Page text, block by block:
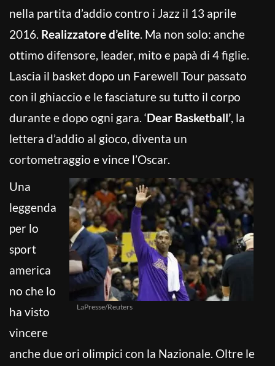
nella partita d’addio contro i Jazz il 13 aprile
2016. Realizzatore d’elite. Ma non solo: anche
ottimo difensore, leader, mito e papà di 4 figlie.
Lascia il basket dopo un Farewell Tour passato
con il ghiaccio e le fasciature su tutto il corpo
durante e dopo ogni gara. ‘Dear Basketball’, la
lettera d’addio al gioco, diventa un
cortometraggio e vince l’Oscar.
LaPresse/Reuters
Una
leggenda
per lo
sport
america
no che lo
ha visto
vincere
anche due ori olimpici con la Nazionale. Oltre le